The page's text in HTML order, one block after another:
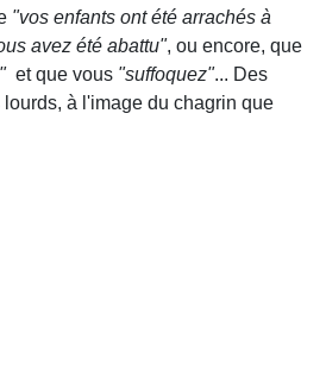
"vos enfants ont été arrachés à
avez été abattu", ou encore, que
et que vous "suffoquez"... Des
lourds, à l'image du chagrin que